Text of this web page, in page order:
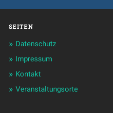
SEITEN
Datenschutz
Impressum
Kontakt
Veranstaltungsorte